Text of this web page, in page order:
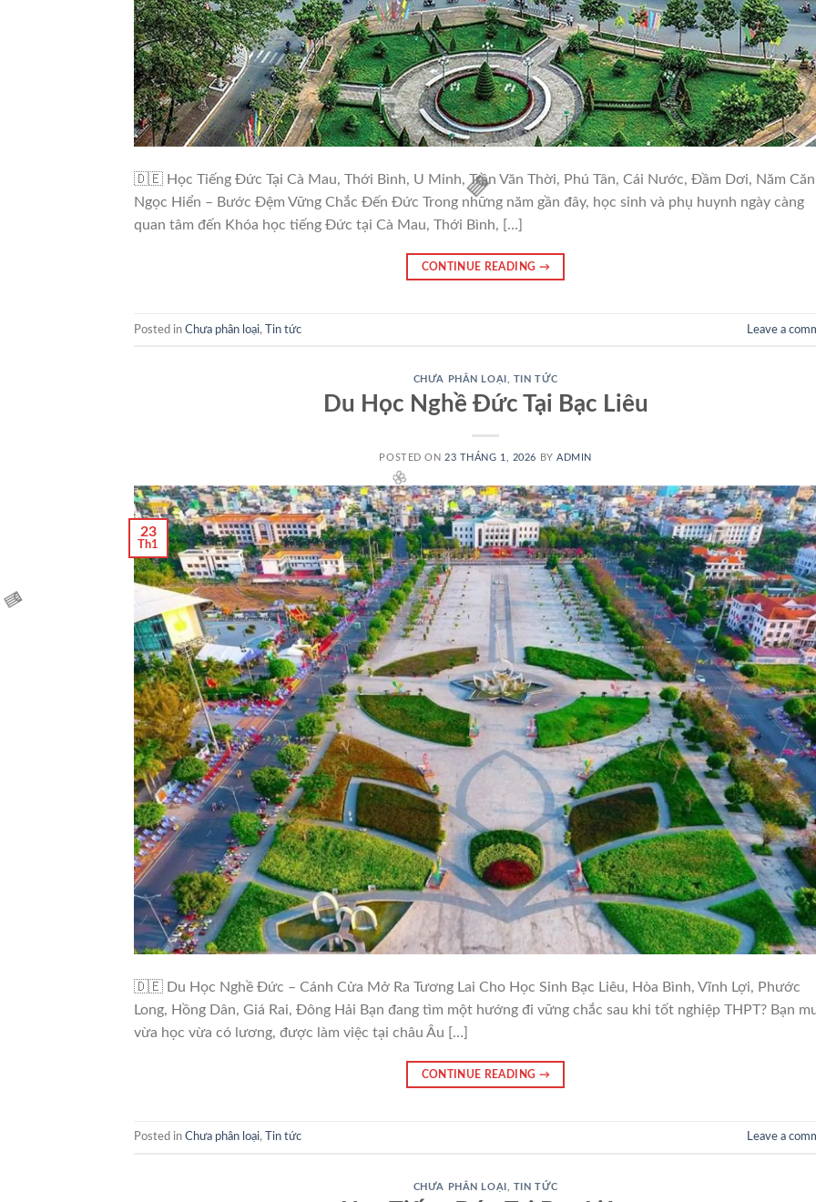
🌸
🧧
🧧
🌸
🇩🇪 Học Tiếng Đức Tại Cà Mau, Thới Bình, U Minh, Trần Văn Thời, Phú Tân, Cái Nước, Đầm Dơi, Năm
Ngọc Hiển – Bước Đệm Vững Chắc Đến Đức Trong những năm gần đây, học sinh và phụ huynh ngày càng
quan tâm đến Khóa học tiếng Đức tại Cà Mau, Thới Bình, […]
CONTINUE READING →
Posted in Chưa phân loại, Tin tức Leave a
CHƯA PHÂN LOẠI , TIN TỨC
Du Học Nghề Đức Tại Bạc Liêu
POSTED ON 23 THÁNG 1, 2026 BYADMIN
23
Th1
🇩🇪 Du Học Nghề Đức – Cánh Cửa Mở Ra Tương Lai Cho Học Sinh Bạc Liêu, Hòa Bình, Vĩnh Lợi, Phước
Long, Hồng Dân, Giá Rai, Đông Hải Bạn đang tìm một hướng đi vững chắc sau khi tốt nghiệp THPT? Bạn
vừa học vừa có lương, được làm việc tại châu Âu […]
CONTINUE READING →
Posted in Chưa phân loại, Tin tức Leave a
CHƯA PHÂN LOẠI TIN TỨC